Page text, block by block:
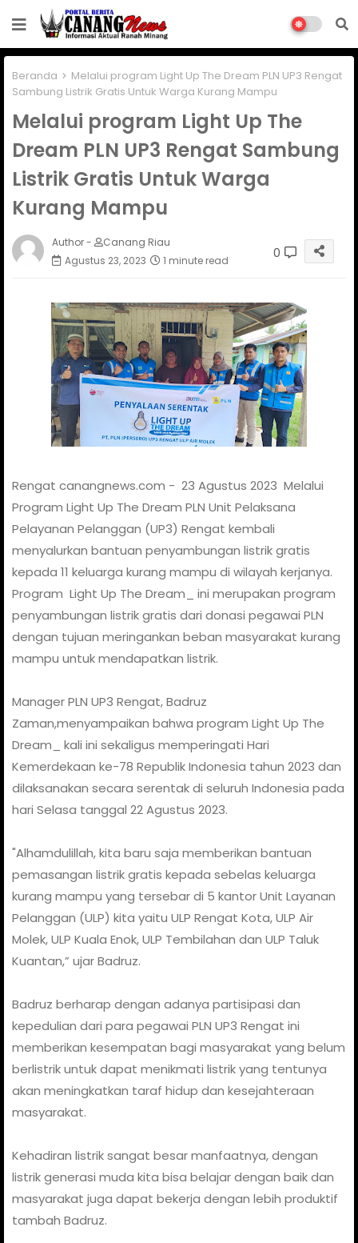
Beranda
Melalui program Light Up The Dream PLN UP3 Rengat
Sambung Listrik Gratis Untuk Warga Kurang Mampu
Melalui program Light Up The
Dream PLN UP3 Rengat Sambung
Listrik Gratis Untuk Warga
Kurang Mampu
Author -
Canang Riau
Agustus 23, 2023
1 minute read 0
Rengat canangnews.com - 23 Agustus 2023 Melalui
Program Light Up The Dream PLN Unit Pelaksana
Pelayanan Pelanggan (UP3) Rengat kembali
menyalurkan bantuan penyambungan listrik gratis
kepada 11 keluarga kurang mampu di wilayah kerjanya.
Program Light Up The Dream_ ini merupakan program
penyambungan listrik gratis dari donasi pegawai PLN
dengan tujuan meringankan beban masyarakat kurang
mampu untuk mendapatkan listrik.
Manager PLN UP3 Rengat, Badruz
Zaman,menyampaikan bahwa program Light Up The
Dream_ kali ini sekaligus memperingati Hari
Kemerdekaan ke-78 Republik Indonesia tahun 2023 dan
dilaksanakan secara serentak di seluruh Indonesia pada
hari Selasa tanggal 22 Agustus 2023.
"Alhamdulillah, kita baru saja memberikan bantuan
pemasangan listrik gratis kepada sebelas keluarga
kurang mampu yang tersebar di 5 kantor Unit Layanan
Pelanggan (ULP) kita yaitu ULP Rengat Kota, ULP Air
Molek, ULP Kuala Enok, ULP Tembilahan dan ULP Taluk
Kuantan,” ujar Badruz.
Badruz berharap dengan adanya partisipasi dan
kepedulian dari para pegawai PLN UP3 Rengat ini
memberikan kesempatan bagi masyarakat yang belum
berlistrik untuk dapat menikmati listrik yang tentunya
akan meningkatkan taraf hidup dan kesejahteraan
masyarakat.
Kehadiran listrik sangat besar manfaatnya, dengan
listrik generasi muda kita bisa belajar dengan baik dan
masyarakat juga dapat bekerja dengan lebih produktif
tambah Badruz.